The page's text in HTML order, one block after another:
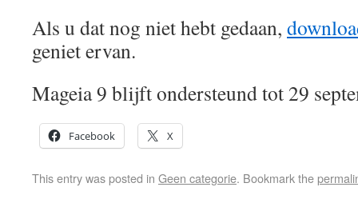
Als u dat nog niet hebt gedaan,
geniet ervan.
Mageia 9 blijft ondersteund tot 29
Facebook X
This entry was posted in Geen categorie. Bookmark the